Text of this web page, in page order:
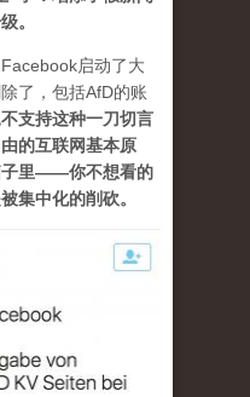
。
启动了大
了，包括AfD的账
不支持这种一刀切言
的互联网基本原
子里——你不想看的
集中化的削砍。